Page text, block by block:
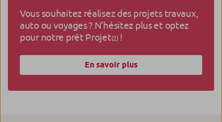
Vous souhaitez réalisez des projets travaux,
auto ou voyages ? N’hésitez plus et optez
pour notre prêt Projet(2)!
En savoir plus